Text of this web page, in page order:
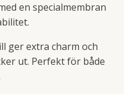
en specialmembran
ger extra charm och
ut. Perfekt för både